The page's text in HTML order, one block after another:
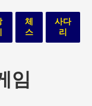
체
스
사다
리
임